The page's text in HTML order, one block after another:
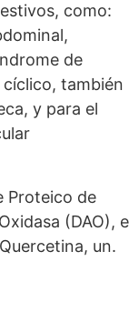
como:
de
también
y para el
Proteico de
(DAO), e
un.